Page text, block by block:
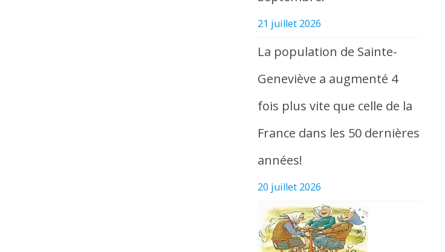
21 juillet 2026
La population de Sainte-
Geneviève a augmenté 4
fois plus vite que celle de la
France dans les 50 dernières
années!
20 juillet 2026